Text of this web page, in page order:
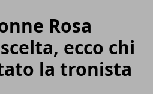
Rosa
ecco chi
la tronista